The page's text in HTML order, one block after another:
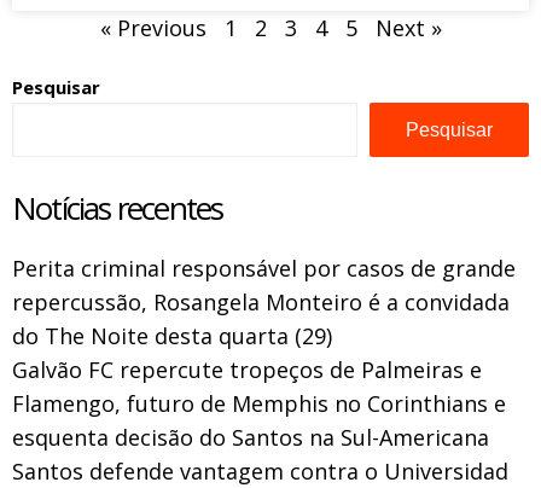
« Previous 1 2 3 4 5 Next »
Pesquisar
Pesquisar
Notícias recentes
Perita criminal responsável por casos de grande
repercussão, Rosangela Monteiro é a convidada
do The Noite desta quarta (29)
Galvão FC repercute tropeços de Palmeiras e
Flamengo, futuro de Memphis no Corinthians e
esquenta decisão do Santos na Sul-Americana
Santos defende vantagem contra o Universidad